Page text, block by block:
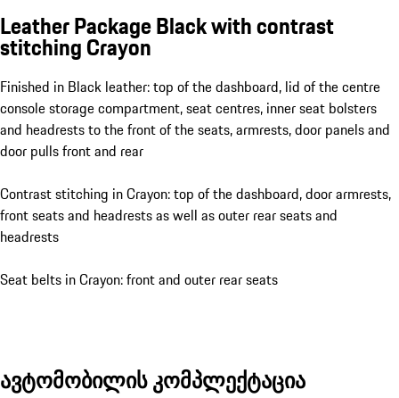
Leather Package Black with contrast
stitching Crayon
Finished in Black leather: top of the dashboard, lid of the centre
console storage compartment, seat centres, inner seat bolsters
and headrests to the front of the seats, armrests, door panels and
door pulls front and rear
Contrast stitching in Crayon: top of the dashboard, door armrests,
front seats and headrests as well as outer rear seats and
headrests
Seat belts in Crayon: front and outer rear seats
ავტომობილის კომპლექტაცია